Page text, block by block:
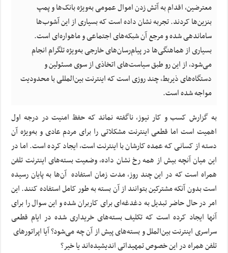
معترضین، اقدام به آتش زدن اموال عمومی به‌ویژه بانک‌ها و پمپ
بنزین‌ها کردند. تجربه نشان داده است که بسیاری از این آشوب‌ها
ساماندهی شده و مرجع آن شبکه‌های اجتماعی و ماهواره‌ای است.
بسیاری از هماهنگی‌ها در پیام‌رسان‌های خارجی به‌ویژه تلگرام انجام
می‌شود، از این رو طبق سیاست‌های اتخاذی از سوی مسئولین و
دستگاه‌های ذیربط، چند روزی است که اینترنت بین‌المللی با محدودیت
مواجه شده است.
به گزارش کسب و کار نیوز، ناگفته نماند که حفظ امنیت در درجه اول
اهمیت است اما قطعی اینترنت مشکلاتی را برای مردم عادی و به‌ویژه ‌آن
دسته از کسانی که عمده کارشان با اینترنت است، ایجاد کرده است. اما در
این میان آنچه بیش از همه رخ نشان داده، وضعیت بسته‌های اینترنت تلفن
همراه است که در این چند روز، مدت زمان استفاده آن‌ها به پایان رسیده
است بدون آنکه مشترکین بتوانند از آن بسته به طور کامل استفاده کنند. این
امر در حال حاضر تبدیل به دغدغه‌ای برای کاربران شده و این سوال را برای
آنها ایجاد کرده است که تکلیف بسته‌های خریداری شده در ایام قطعی
سراسری اینترنت بین‌الملل و بسته‌های پیش از آن چه می‌شود؟ آیا اپراتورهای
تلفن همراه در این خصوص تمهیداتی اندیشیده‌اند یا خیر؟